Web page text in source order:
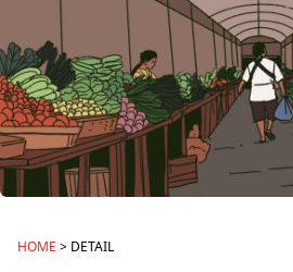
HOME > DETAIL